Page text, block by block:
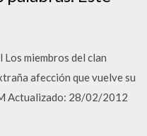
miembros del clan
afección que vuelve su
Actualizado: 28/02/2012